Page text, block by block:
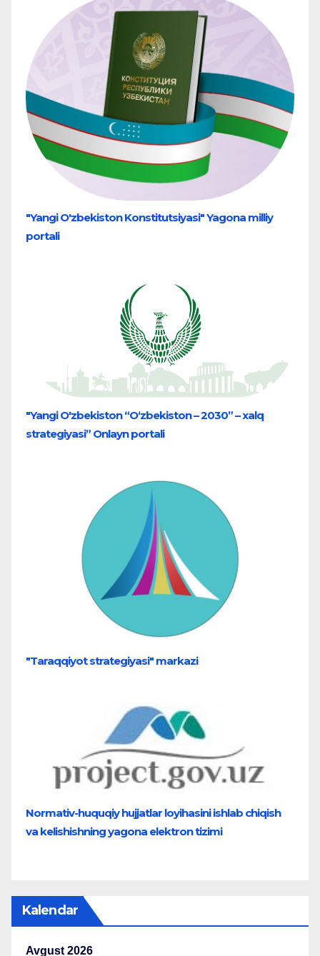
"Yangi O'zbekiston Konstitutsiyasi" Yagona milliy
portali
"Yangi O'zbekiston “O‘zbekiston – 2030” – xalq
strategiyasi” Onlayn portali
"Taraqqiyot strategiyasi" markazi
Normativ-huquqiy hujjatlar loyihasini ishlab chiqish
va kelishishning yagona elektron tizimi
Kalendar
Avgust 2026